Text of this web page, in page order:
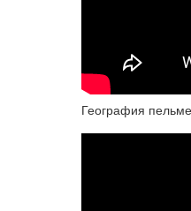
География